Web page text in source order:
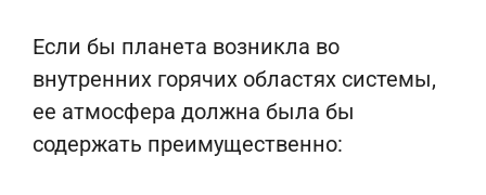
Если бы планета возникла во
внутренних горячих областях системы,
ее атмосфера должна была бы
содержать преимущественно: